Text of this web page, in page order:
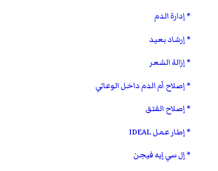
إدارة الدم
إرشاد بعيد
إزالة الشعر
إصلاح أم الدم داخل الوعائي
إصلاح الفتق
إطار عمل IDEAL
إل سي إيه فيجن